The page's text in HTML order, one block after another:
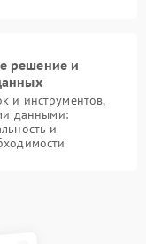
решение и
и инструментов,
данными:
и